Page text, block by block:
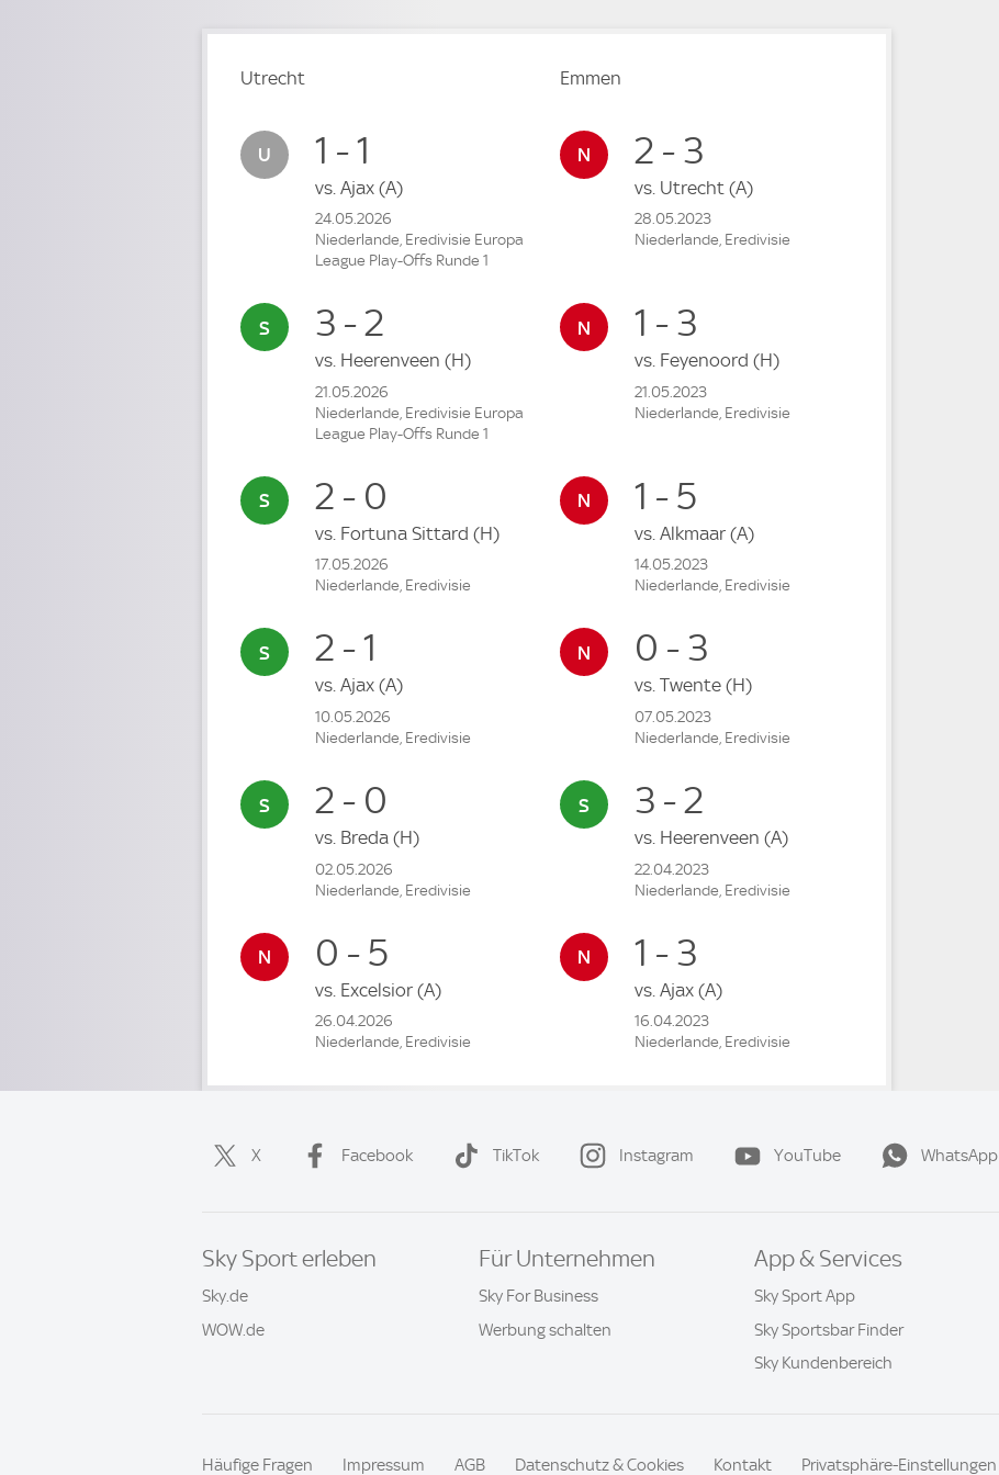
Utrecht
1 - 1
vs. Ajax (A)
24.05.2026
Niederlande, Eredivisie Europa
League Play-Offs Runde 1
3 - 2
vs. Heerenveen (H)
21.05.2026
Niederlande, Eredivisie Europa
League Play-Offs Runde 1
2 - 0
vs. Fortuna Sittard (H)
17.05.2026
Niederlande, Eredivisie
2 - 1
vs. Ajax (A)
10.05.2026
Niederlande, Eredivisie
2 - 0
vs. Breda (H)
02.05.2026
Niederlande, Eredivisie
0 - 5
vs. Excelsior (A)
26.04.2026
Niederlande, Eredivisie
Emmen
2 - 3
vs. Utrecht (A)
28.05.2023
Niederlande, Eredivisie
1 - 3
vs. Feyenoord (H)
21.05.2023
Niederlande, Eredivisie
1 - 5
vs. Alkmaar (A)
14.05.2023
Niederlande, Eredivisie
0 - 3
vs. Twente (H)
07.05.2023
Niederlande, Eredivisie
3 - 2
vs. Heerenveen (A)
22.04.2023
Niederlande, Eredivisie
1 - 3
vs. Ajax (A)
16.04.2023
Niederlande, Eredivisie
X Facebook TikTok Instagram YouTube WhatsApp
Sky Sport erleben
Sky.de
WOW.de
Für Unternehmen
Sky For Business
Werbung schalten
App & Services
Sky Sport App
Sky Sportsbar Finder
Sky Kundenbereich
Häufige Fragen Impressum AGB Datenschutz & Cookies Kontakt Privatsphäre-Einstellungen